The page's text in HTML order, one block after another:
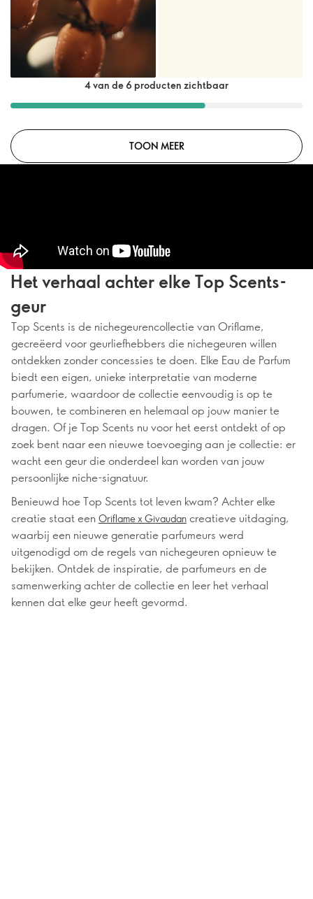
4 van de 6 producten zichtbaar
TOON MEER
Het verhaal achter elke Top Scents-
geur
Top Scents is de nichegeurencollectie van Oriflame,
gecreëerd voor geurliefhebbers die nichegeuren willen
ontdekken zonder concessies te doen. Elke Eau de Parfum
biedt een eigen, unieke interpretatie van moderne
parfumerie, waardoor de collectie eenvoudig is op te
bouwen, te combineren en helemaal op jouw manier te
dragen. Of je Top Scents nu voor het eerst ontdekt of op
zoek bent naar een nieuwe toevoeging aan je collectie: er
wacht een geur die onderdeel kan worden van jouw
persoonlijke niche-signatuur.
Benieuwd hoe Top Scents tot leven kwam? Achter elke
creatie staat een Oriflame x Givaudan creatieve uitdaging,
waarbij een nieuwe generatie parfumeurs werd
uitgenodigd om de regels van nichegeuren opnieuw te
bekijken. Ontdek de inspiratie, de parfumeurs en de
samenwerking achter de collectie en leer het verhaal
kennen dat elke geur heeft gevormd.